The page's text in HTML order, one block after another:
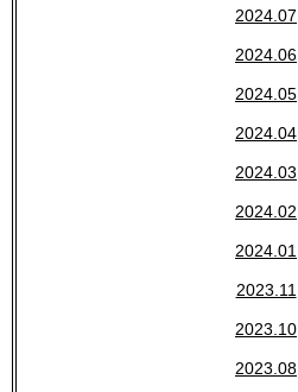
2024.07
2024.06
2024.05
2024.04
2024.03
2024.02
2024.01
2023.11
2023.10
2023.08